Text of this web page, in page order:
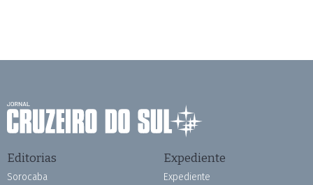
Editorias
Sorocaba
Expediente
Expediente